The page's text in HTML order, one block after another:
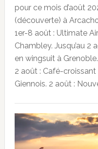
pour ce mois d’août
(découverte) à
1er-8 août : Ultimate
Chambley. Jusqu’au 2
en wingsuit à
2 août : Café-
Giennois. 2 août :